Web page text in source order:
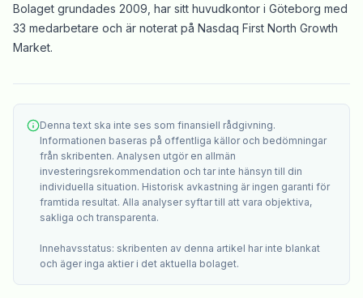
Bolaget grundades 2009, har sitt huvudkontor i Göteborg med
33 medarbetare och är noterat på Nasdaq First North Growth
Market.
Denna text ska inte ses som finansiell rådgivning.
Informationen baseras på offentliga källor och bedömningar
från skribenten. Analysen utgör en allmän
investeringsrekommendation och tar inte hänsyn till din
individuella situation. Historisk avkastning är ingen garanti för
framtida resultat. Alla analyser syftar till att vara objektiva,
sakliga och transparenta.
Innehavsstatus: skribenten av denna artikel har inte blankat
och äger inga aktier i det aktuella bolaget.